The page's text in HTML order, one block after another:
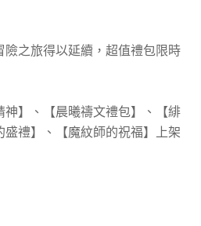
險之旅得以延續，超值禮包限時
神】、【晨曦禱文禮包】、【緋
禮】、【魔紋師的祝福】上架